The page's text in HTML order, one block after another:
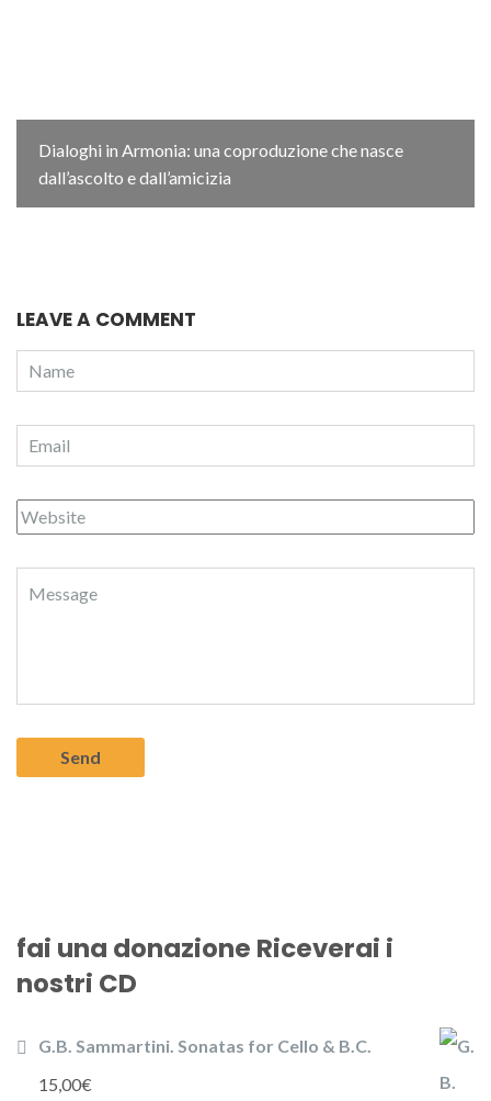
Dialoghi in Armonia: una coproduzione che nasce
dall’ascolto e dall’amicizia
LEAVE A COMMENT
fai una donazione Riceverai i
nostri CD
G.B. Sammartini. Sonatas for Cello & B.C.
15,00€